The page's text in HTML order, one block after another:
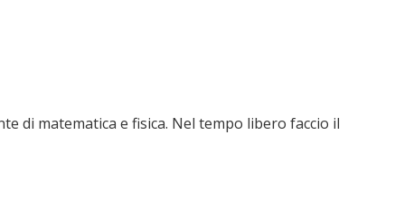
di matematica e fisica. Nel tempo libero faccio il